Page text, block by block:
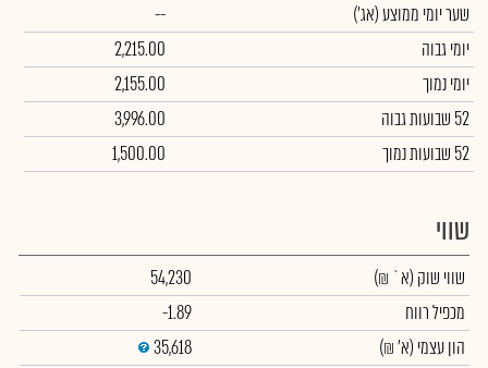
שער יומי ממוצע(אג')
--
יומי גבוה
2,215.00
יומי נמוך
2,155.00
52 שבועות גבוה
3,996.00
52 שבועות נמוך
1,500.00
שווי
שווי שוק (א` ₪)
54,230
מכפיל רווח
-1.89
הון עצמי (א' ₪)
35,618